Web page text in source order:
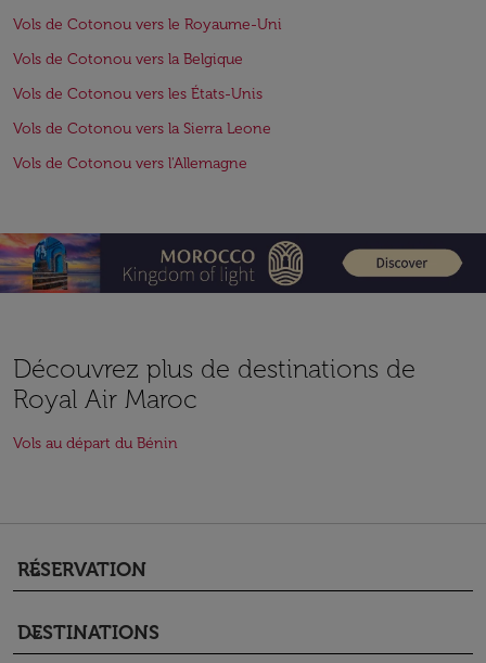
Vols de Cotonou vers le Royaume-Uni
Vols de Cotonou vers la Belgique
Vols de Cotonou vers les États-Unis
Vols de Cotonou vers la Sierra Leone
Vols de Cotonou vers l'Allemagne
Découvrez plus de destinations de
Royal Air Maroc
Vols au départ du Bénin
RÉSERVATION
keyboard_arrow_down
DESTINATIONS
keyboard_arrow_down